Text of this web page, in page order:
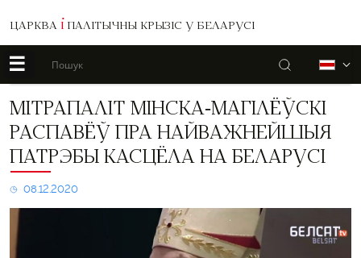
ЦАРКВА І ПАЛІТЫЧНЫ КРЫЗІС У БЕЛАРУСІ
☰ Пошук
Мітрапаліт
Мінска-
Магілёўскі
распавёў
пра
найважнейшыя
патрэбы
Касцёла
на
Беларусі
МІТРАПАЛІТ МІНСКА-МАГІЛЁЎСКІ
РАСПАВЁЎ ПРА НАЙВАЖНЕЙШЫЯ
ПАТРЭБЫ КАСЦЁЛА НА БЕЛАРУСІ
08.12.2020